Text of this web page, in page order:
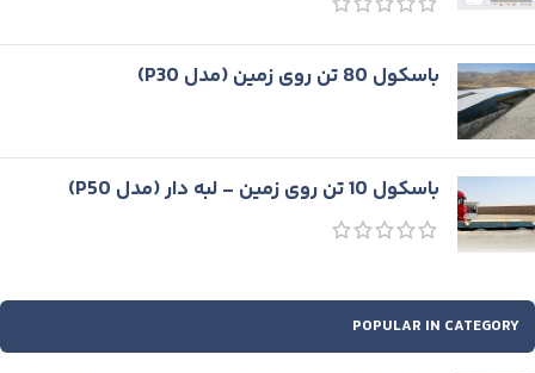
باسكول 80 تن روی زمين (مدل P30)
باسكول 10 تن روی زمین - لبه دار (مدل P50)
POPULAR IN CATEGORY